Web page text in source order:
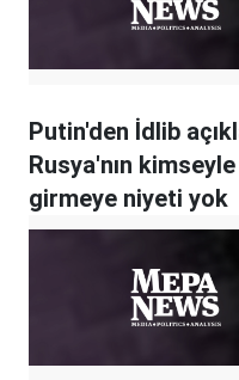
Putin'den İdlib
Rusya'nın
girmeye niyeti yok